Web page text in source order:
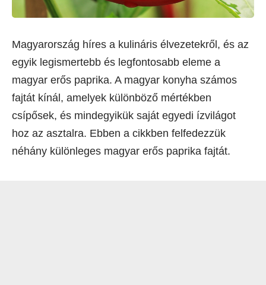
Magyarország híres a kulináris élvezetekről, és az
egyik legismertebb és legfontosabb eleme a
magyar erős paprika. A magyar konyha számos
fajtát kínál, amelyek különböző mértékben
csípősek, és mindegyikük saját egyedi ízvilágot
hoz az asztalra. Ebben a cikkben felfedezzük
néhány különleges magyar erős paprika fajtát.